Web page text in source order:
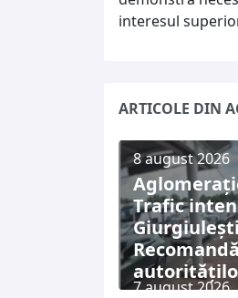
interesul
8 august 2026
Trafic
7 august 2026